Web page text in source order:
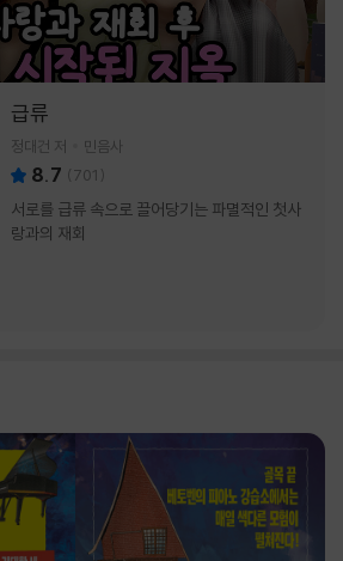
급류
정대건 저 민음사
8.7 (701 )
서로를 급류 속으로 끌어당기는 파멸적인 첫사
랑과의 재회